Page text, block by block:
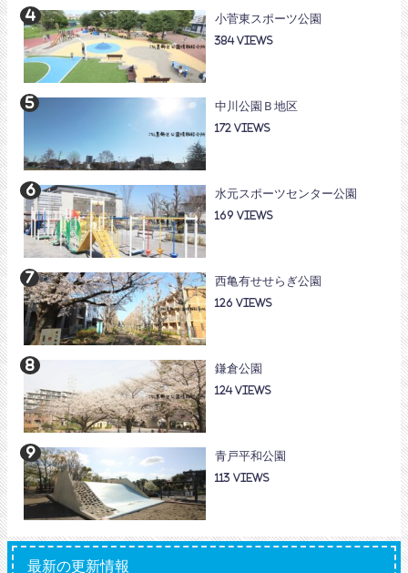
小菅東スポーツ公園
384
中川公園Ｂ地区
172
水元スポーツセンター公園
169
西亀有せせらぎ公園
126
鎌倉公園
124
青戸平和公園
113
最新の更新情報